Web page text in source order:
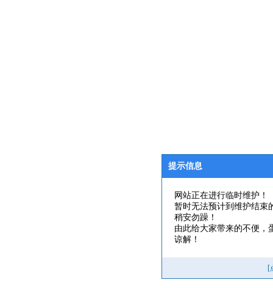
提示信息
网站正在进行临时维护！
暂时无法预计到维护结束
稍安勿躁！
由此给大家带来的不便，
谅解！
[